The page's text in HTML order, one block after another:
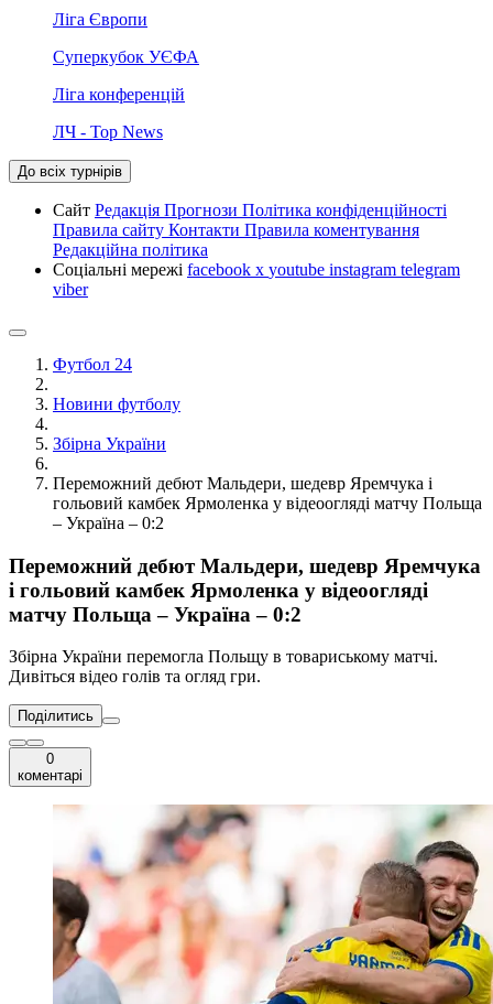
Ліга Європи
Суперкубок УЄФА
Ліга конференцій
ЛЧ - Top News
До всіх турнірів
Сайт Редакція Прогнози Політика конфіденційності
Правила сайту Контакти Правила коментування
Редакційна політика
Соціальні мережі facebook x youtube instagram telegram
viber
Футбол 24
Новини футболу
Збірна України
Переможний дебют Мальдери, шедевр Яремчука і
гольовий камбек Ярмоленка у відеоогляді матчу Польща
– Україна – 0:2
Переможний дебют Мальдери, шедевр Яремчука
і гольовий камбек Ярмоленка у відеоогляді
матчу Польща – Україна – 0:2
Збірна України перемогла Польщу в товариському матчі.
Дивіться відео голів та огляд гри.
Поділитись
0
коментарі